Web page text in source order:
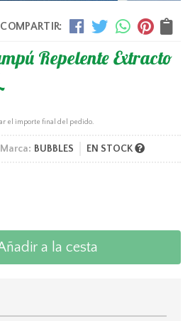
COMPARTIR:
Repelente Extracto
el importe final del pedido.
Marca: BUBBLES EN STOCK
a la cesta